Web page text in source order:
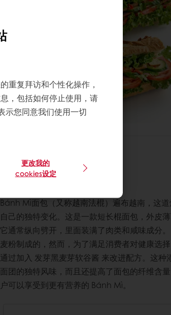
谷物越南法棍
Bánh Mì面包（又称越南法棍）遍布越南，这
自己的独特变化。这是一款短长棍面包，外皮薄
它通常纵向劈开，里面装满了肉类和咸味成分
麦粉制成的，然而，为了满足消费者对健康选
通过加入 发芽黑麦芽软谷酱 来改进配方。这种
面团的独特风味，而且还提高了面包的纤维含
户可以享受到更有营养的 Bánh Mì。
重复拜访和个性化操作，
，包括如何停止使用，请
示您同意我们使用一切
更改我的
cookies设定